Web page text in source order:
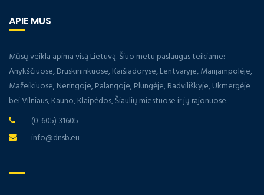
APIE MUS
Mūsų veikla apima visą Lietuvą. Šiuo metu paslaugas teikiame:
Anykščiuose, Druskininkuose, Kaišiadoryse, Lentvaryje, Marijampolėje,
Mažeikiuose, Neringoje, Palangoje, Plungėje, Radviliškyje, Ukmergėje
bei Vilniaus, Kauno, Klaipėdos, Šiaulių miestuose ir jų rajonuose.
(0-605) 31605
info@dnsb.eu